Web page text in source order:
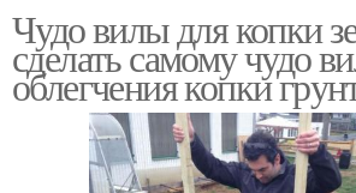
Чудо вилы для копки
сделать самому чудо
облегчения копки